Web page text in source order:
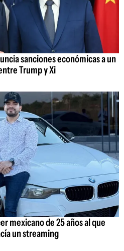
sanciones económicas a un
Trump y Xi
mexicano de 25 años al que
un streaming